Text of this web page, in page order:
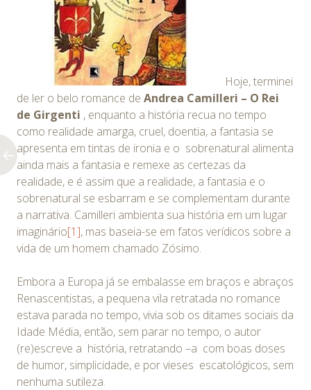
Hoje, terminei
de ler o belo romance de Andrea Camilleri – O Rei
de Girgenti , enquanto a história recua no tempo
como realidade amarga, cruel, doentia, a fantasia se
apresenta em tintas de ironia e o sobrenatural alimenta
ainda mais a fantasia e remexe as certezas da
realidade, e é assim que a realidade, a fantasia e o
sobrenatural se esbarram e se complementam durante
a narrativa. Camilleri ambienta sua história em um lugar
imaginário[1], mas baseia-se em fatos verídicos sobre a
vida de um homem chamado Zósimo.
Embora a Europa já se embalasse em braços e abraços
Renascentistas, a pequena vila retratada no romance
estava parada no tempo, vivia sob os ditames sociais da
Idade Média, então, sem parar no tempo, o autor
(re)escreve a história, retratando –a com boas doses
de humor, simplicidade, e por vieses escatológicos, sem
nenhuma sutileza.